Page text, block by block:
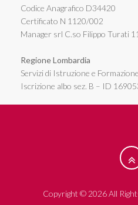
Codice Anagrafico D34420
Certificato N 1120/002
Manager srl C.so Filippo Turati
Regione Lombardia
Servizi di Istruzione e
Iscrizione albo sez. B – ID
Copyright © 2026 All